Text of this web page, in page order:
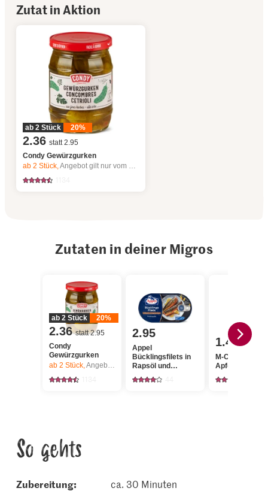
Zutat in Aktion
ab 2 Stück 20%
2.36 statt 2.95
Condy Gewürzgurken
ab 2Stück,Angebot gilt nur vom 6.8. bis 12.8.2026, solange Vorrat.
Zutaten in deiner Migros
ab 2 Stück 20%
2.36 statt 2.95
Condy
Gewürzgurken
ab 2 Stück,Angebot gilt nur vom 6.8. bis 12.8.2026, solange Vorrat.
2.95
Appel
Bücklingsfilets in
Rapsöl und
eigenem Saft,
Proteinquelle
1.40
M-Classic
Apfelessig
So gehts
Zubereitung: ca. 30 Minuten